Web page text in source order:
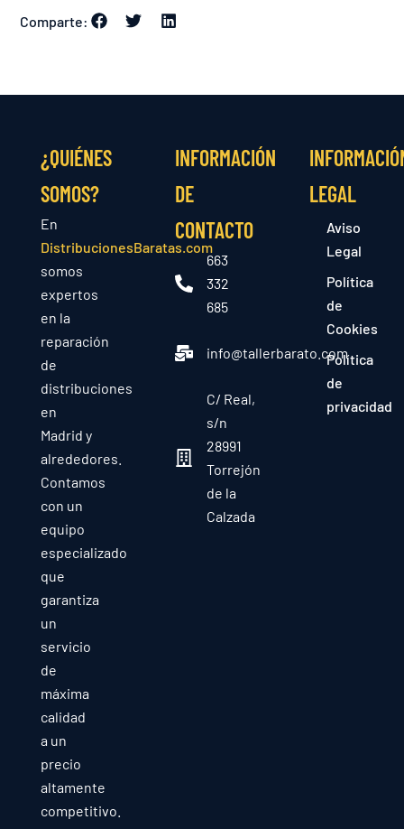
Comparte:
¿QUIÉNES
SOMOS?
En
DistribucionesBaratas.com
somos
expertos
en la
reparación
de
distribuciones
en
Madrid y
alrededores.
Contamos
con un
equipo
especializado
que
garantiza
un
servicio
de
máxima
calidad
a un
precio
altamente
competitivo.
INFORMACIÓN
DE
CONTACTO
663
332
685
info@tallerbarato.com
C/ Real,
s/n
28991
Torrejón
de la
Calzada
LEGAL
Aviso
Legal
Política
de
Cookies
Política
de
privacidad